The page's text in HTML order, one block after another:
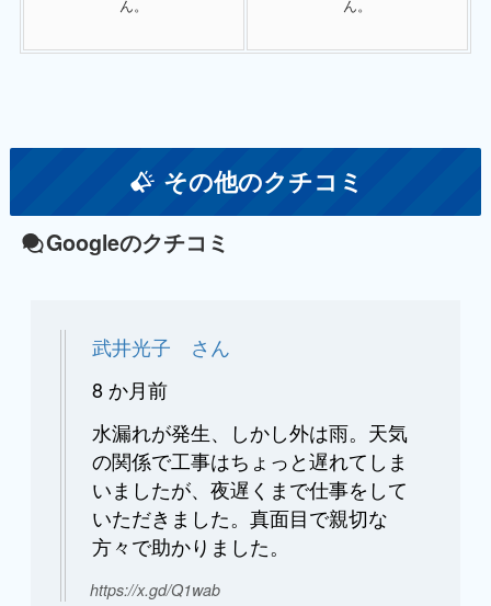
ん。 ん。
その他のクチコミ
Googleのクチコミ
武井光子 さん
8 か月前
水漏れが発生、しかし外は雨。天気
の関係で工事はちょっと遅れてしま
いましたが、夜遅くまで仕事をして
いただきました。真面目で親切な
方々で助かりました。
https://x.gd/Q1wab